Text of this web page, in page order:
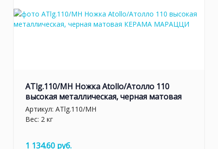
ATlg.110/MH Ножка Atollo/Атолло 110
высокая металлическая, черная матовая
Артикул: ATlg.110/MH
Вес: 2 кг
1 134.60 руб.